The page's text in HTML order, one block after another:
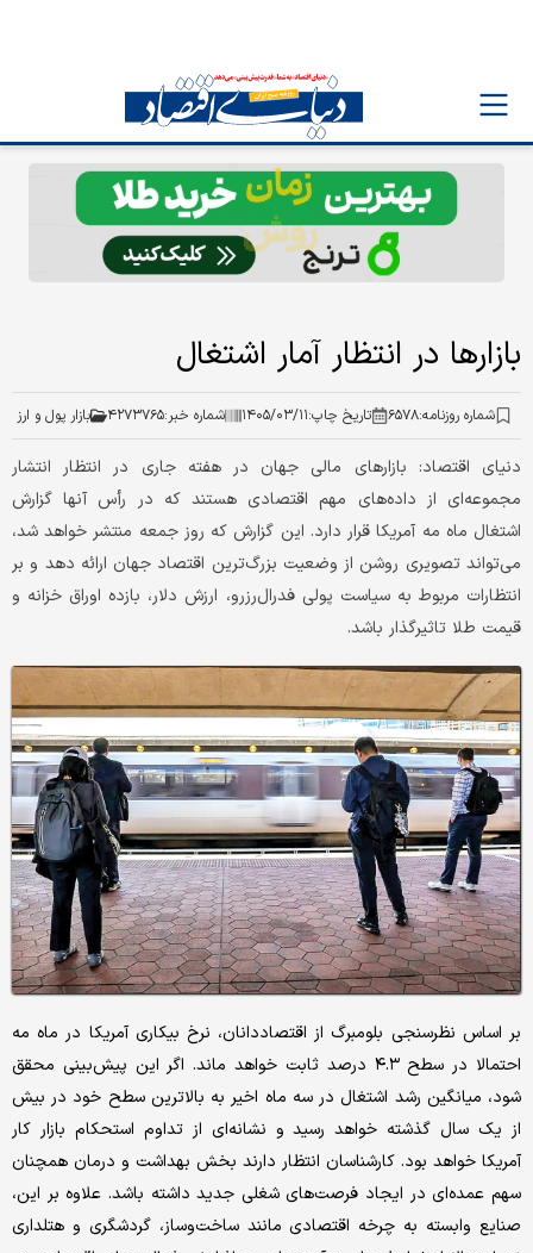
بازارها در انتظار آمار اشتغال
شماره روزنامه:۶۵۷۸ تاریخ چاپ:۱۴۰۵/۰۳/۱۱ شماره خبر:۴۲۷۳۷۶۵ بازار پول و ارز
دنیای اقتصاد:‌ بازارهای مالی جهان در هفته جاری در انتظار انتشار
مجموعه‌ای از داده‌های مهم اقتصادی هستند که در رأس آنها گزارش
اشتغال ماه مه آمریکا قرار دارد. این گزارش که روز جمعه منتشر خواهد شد،
می‌تواند تصویری روشن از وضعیت بزرگ‌ترین اقتصاد جهان ارائه دهد و بر
انتظارات مربوط به سیاست پولی فدرال‌رزرو، ارزش دلار، بازده اوراق خزانه و
قیمت طلا تاثیرگذار باشد.
بر اساس نظرسنجی بلومبرگ از اقتصاددانان، نرخ بیکاری آمریکا در ماه مه
احتمالا در سطح ۴.۳ درصد ثابت خواهد ماند. اگر این پیش‌بینی محقق
شود، میانگین رشد اشتغال در سه ماه اخیر به بالاترین سطح خود در بیش
از یک سال گذشته خواهد رسید و نشانه‌ای از تداوم استحکام بازار کار
آمریکا خواهد بود. کارشناسان انتظار دارند بخش بهداشت و درمان همچنان
سهم عمده‌ای در ایجاد فرصت‌های شغلی جدید داشته باشد. علاوه بر این،
صنایع وابسته به چرخه اقتصادی مانند ساخت‌وساز، گردشگری و هتلداری